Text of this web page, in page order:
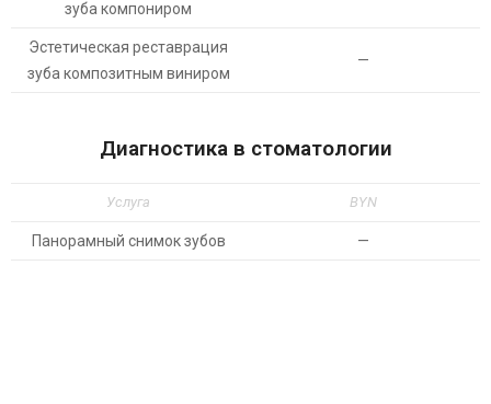
зуба компониром
Эстетическая реставрация
зуба композитным виниром
—
Диагностика в стоматологии
Услуга BYN
Панорамный снимок зубов —